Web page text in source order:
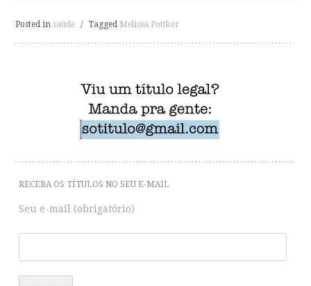
Posted in saúde / Tagged Melissa Pottker
RECEBA OS TÍTULOS NO SEU E-MAIL
Seu e-mail (obrigatório)